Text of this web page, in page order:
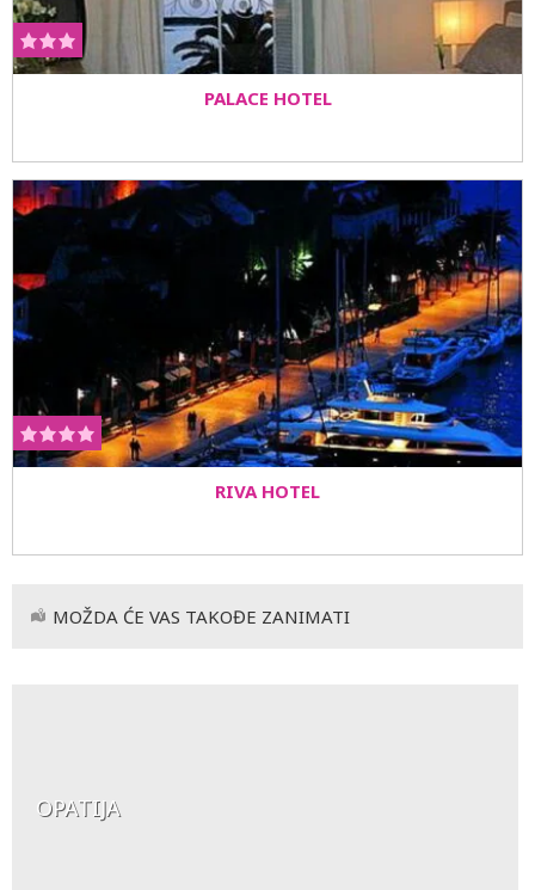
PALACE HOTEL
RIVA HOTEL
MOŽDA ĆE VAS TAKOĐE ZANIMATI
OPATIJA